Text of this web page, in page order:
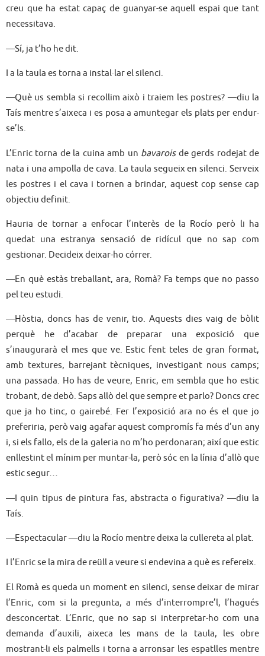
creu que ha estat capaç de guanyar-se aquell espai que tant
necessitava.
—Sí, ja t’ho he dit.
I a la taula es torna a instal·lar el silenci.
—Què us sembla si recollim això i traiem les postres? —diu la
Taís mentre s’aixeca i es posa a amuntegar els plats per endur-
se’ls.
L’Enric torna de la cuina amb un bavaroisde gerds rodejat de
nata i una ampolla de cava. La taula segueix en silenci. Serveix
les postres i el cava i tornen a brindar, aquest cop sense cap
objectiu definit.
Hauria de tornar a enfocar l’interès de la Rocío però li ha
quedat una estranya sensació de ridícul que no sap com
gestionar. Decideix deixar-ho córrer.
—En què estàs treballant, ara, Romà? Fa temps que no passo
pel teu estudi.
—Hòstia, doncs has de venir, tio. Aquests dies vaig de bòlit
perquè he d’acabar de preparar una exposició que
s’inaugurarà el mes que ve. Estic fent teles de gran format,
amb textures, barrejant tècniques, investigant nous camps;
una passada. Ho has de veure, Enric, em sembla que ho estic
trobant, de debò. Saps allò del que sempre et parlo? Doncs crec
que ja ho tinc, o gairebé. Fer l’exposició ara no és el que jo
preferiria, però vaig agafar aquest compromís fa més d’un any
i, si els fallo, els de la galeria no m’ho perdonaran; així que estic
enllestint el mínim per muntar-la, però sóc en la línia d’allò que
estic segur…
—I quin tipus de pintura fas, abstracta o figurativa? —diu la
Taís.
—Espectacular —diu la Rocío mentre deixa la cullereta al plat.
I l’Enric se la mira de reüll a veure si endevina a què es refereix.
El Romà es queda un moment en silenci, sense deixar de mirar
l’Enric, com si la pregunta, a més d’interrompre’l, l’hagués
desconcertat. L’Enric, que no sap si interpretar-ho com una
demanda d’auxili, aixeca les mans de la taula, les obre
mostrant-li els palmells i torna a arronsar les espatlles mentre